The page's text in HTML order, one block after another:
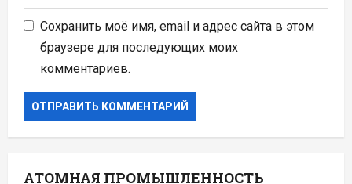
Сохранить моё имя, email и адрес сайта в этом
браузере для последующих моих
комментариев.
АТОМНАЯ ПРОМЫШЛЕННОСТЬ